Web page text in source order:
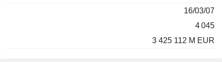
16/03/07
4 045
3 425 112 M EUR